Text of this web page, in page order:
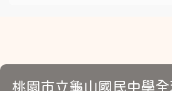
桃園市立龜山國民中學